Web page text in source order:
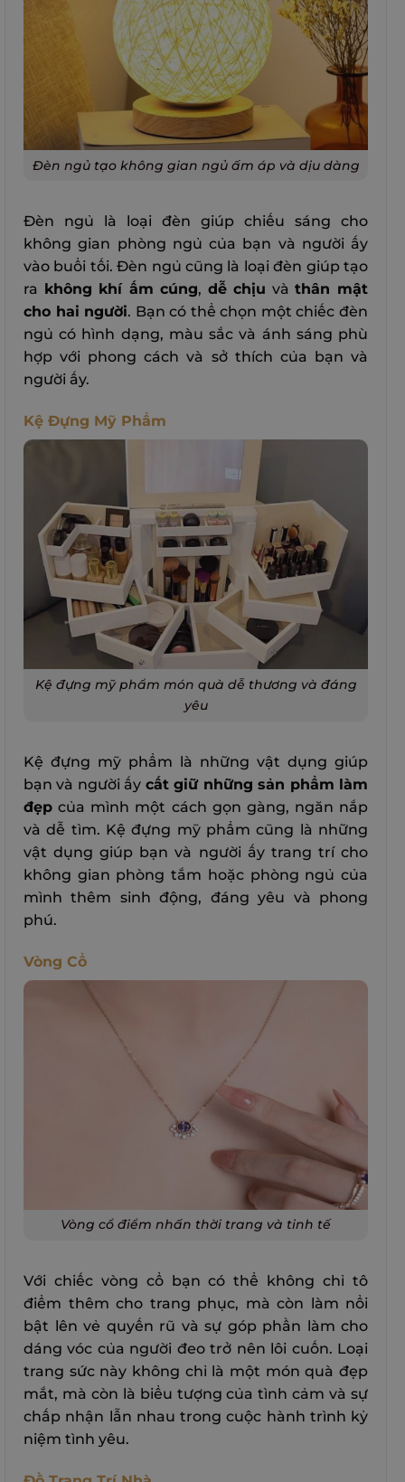
Đèn ngủ tạo không gian ngủ ấm áp và dịu dàng
Đèn ngủ là loại đèn giúp chiếu sáng cho
không gian phòng ngủ của bạn và người ấy
vào buổi tối. Đèn ngủ cũng là loại đèn giúp tạo
ra
không khí ấm cúng, dễ chịu vàthân mật
cho hai người. Bạn có thể chọn một chiếc đèn
ngủ có hình dạng, màu sắc và ánh sáng phù
hợp với phong cách và sở thích của bạn và
người ấy.
Kệ Đựng Mỹ Phẩm
Kệ đựng mỹ phẩm món quà dễ thương và đáng
yêu
Kệ đựng mỹ phẩm là những vật dụng giúp
bạn và người ấy cất giữ những sản phẩm làm
đẹp của mình một cách gọn gàng, ngăn nắp
và dễ tìm. Kệ đựng mỹ phẩm cũng là những
vật dụng giúp bạn và người ấy trang trí cho
không gian phòng tắm hoặc phòng ngủ của
mình thêm sinh động, đáng yêu và phong
phú.
Vòng Cổ
Vòng cổ điểm nhấn thời trang và tinh tế
Với chiếc vòng cổ bạn có thể không chỉ tô
điểm thêm cho trang phục, mà còn làm nổi
bật lên vẻ quyến rũ và sự góp phần làm cho
dáng vóc của người đeo trở nên lôi cuốn. Loại
trang sức này không chỉ là một món quà đẹp
mắt, mà còn là biểu tượng của tình cảm và sự
chấp nhận lẫn nhau trong cuộc hành trình kỷ
niệm tình yêu.